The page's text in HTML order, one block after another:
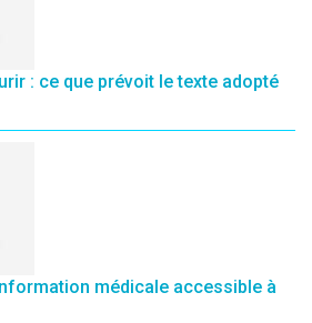
: ce que prévoit le texte adopté
médicale accessible à